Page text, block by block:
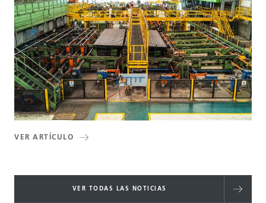
VER ARTÍCULO
VER TODAS LAS NOTICIAS